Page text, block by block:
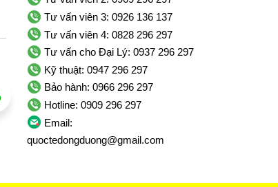
Tư vấn viên 3: 0926 136 137
Tư vấn viên 4: 0828 296 297
Tư vấn cho Đại Lý: 0937 296 297
Kỹ thuật: 0947 296 297
Bảo hành: 0966 296 297
Hotline: 0909 296 297
Email:
quoctedongduong@gmail.com